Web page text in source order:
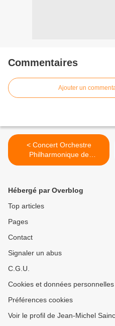
Commentaires
Ajouter un
< Concert Orchestre
Philharmonique de
Fontainebleau
Hébergé par Overblog
Top articles
Pages
Contact
Signaler un abus
C.G.U.
Cookies et données personnelles
Préférences cookies
Voir le profil de Jean-Michel